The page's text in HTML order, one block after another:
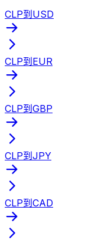
CLP到USD
CLP到EUR
CLP到GBP
CLP到JPY
CLP到CAD